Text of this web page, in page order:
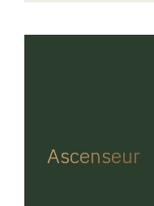
Ascenseur